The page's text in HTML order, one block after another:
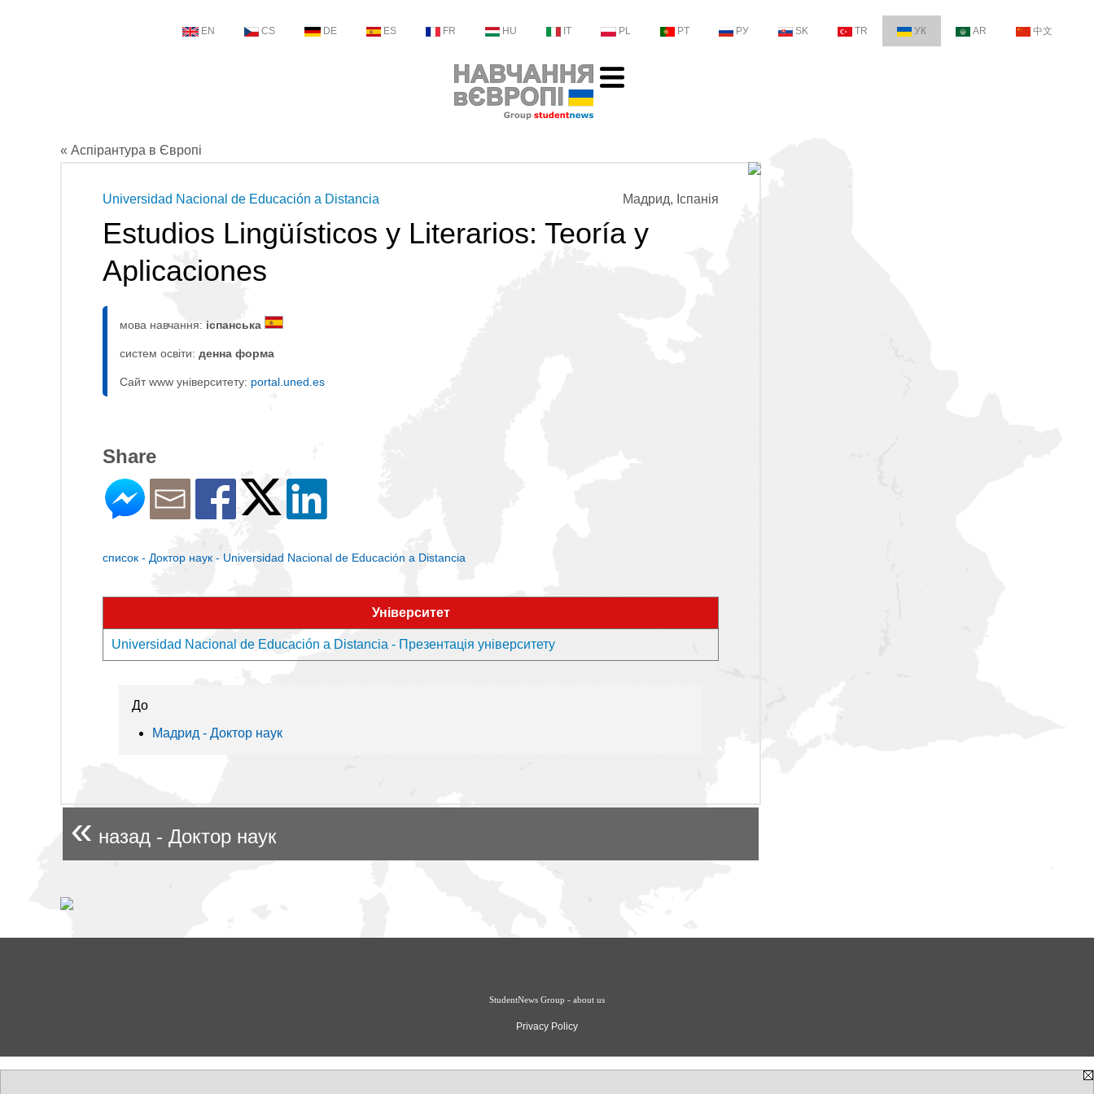
EN CS DE ES FR HU IT PL PT РУ SK TR УК AR 中文
« Аспірантура в Європі
Мадрид, Іспанія
Universidad Nacional de Educación a Distancia
Estudios Lingüísticos y Literarios: Teoría y
Aplicaciones
мова навчання: іспанська
систем освіти: денна форма
Сайт www університету: portal.uned.es
Share
список - Доктор наук - Universidad Nacional de Educación a Distancia
Університет
Universidad Nacional de Educación a Distancia - Презентація університету
До
Мадрид - Доктор наук
« назад - Доктор наук
StudentNews Group - about us
Privacy Policy